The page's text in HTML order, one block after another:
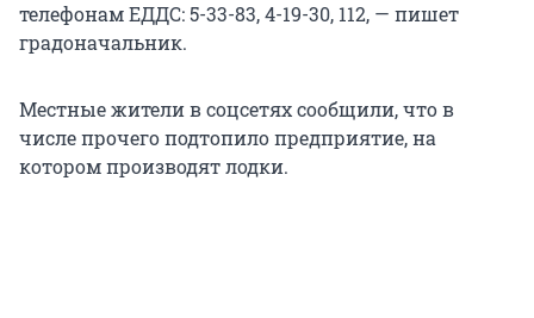
телефонам ЕДДС: 5-33-83, 4-19-30, 112, — пишет
градоначальник.
Местные жители в соцсетях сообщили, что в
числе прочего подтопило предприятие, на
котором производят лодки.